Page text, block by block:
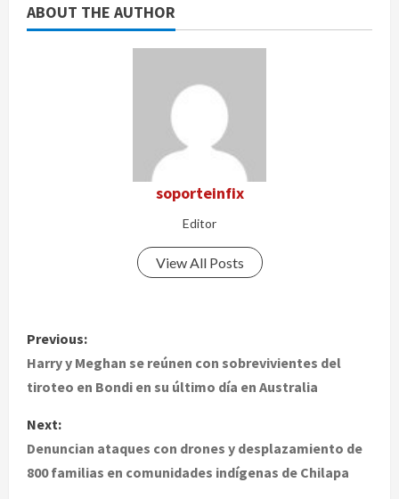
ABOUT THE AUTHOR
soporteinfix
Editor
View All Posts
P
o
t
n
Previous:
Harry y Meghan se reúnen con sobrevivientes del
tiroteo en Bondi en su último día en Australia
Next:
Denuncian ataques con drones y desplazamiento de
800 familias en comunidades indígenas de Chilapa